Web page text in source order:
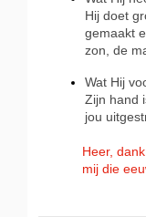
Hij doet
gemaakt
zon, de
Wat Hij
Zijn hand
jou
Heer,
mij die